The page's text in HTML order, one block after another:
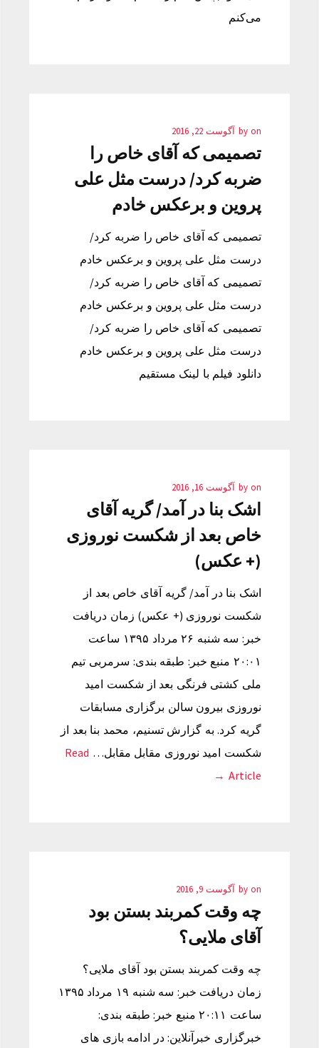
می‌کنم
by on آگوست 22, 2016
تصمیمی که آقای خاص را
ضربه کرد/ درست مثل علی
پروین و برعکس خادم
تصمیمی که آقای خاص را ضربه کرد/
درست مثل علی پروین و برعکس خادم
تصمیمی که آقای خاص را ضربه کرد/
درست مثل علی پروین و برعکس خادم
تصمیمی که آقای خاص را ضربه کرد/
درست مثل علی پروین و برعکس خادم
دانلود فیلم با لینک مستقیم
by on آگوست 16, 2016
اشک بنا در آمد/ گریه آقای
خاص بعد از شکست نوروزی
(+ عکس)
اشک بنا در آمد/ گریه آقای خاص بعد از
شکست نوروزی (+ عکس) زمان دریافت
خبر: سه شنبه ۲۶ مرداد ۱۳۹۵ ساعت
۲۰:۰۱ منبع خبر: طبقه بندی: سرمربی تیم
ملی کشتی فرنگی بعد از شکست امید
نوروزی بیرون سالن برگزاری مسابقات
گریه کرد. به گزارش تسنیم، محمد بنا بعد از
شکست امید نوروزی مقابل مقابل… Read
Article →
by on آگوست 9, 2016
چه وقت کمربند بستن بود
آقای ملایی؟
چه وقت کمربند بستن بود آقای ملایی؟
زمان دریافت خبر: سه شنبه ۱۹ مرداد ۱۳۹۵
ساعت ۲۰:۱۱ منبع خبر: طبقه بندی:
خبرگزاری خبرآنلاین: در ادامه بازی های